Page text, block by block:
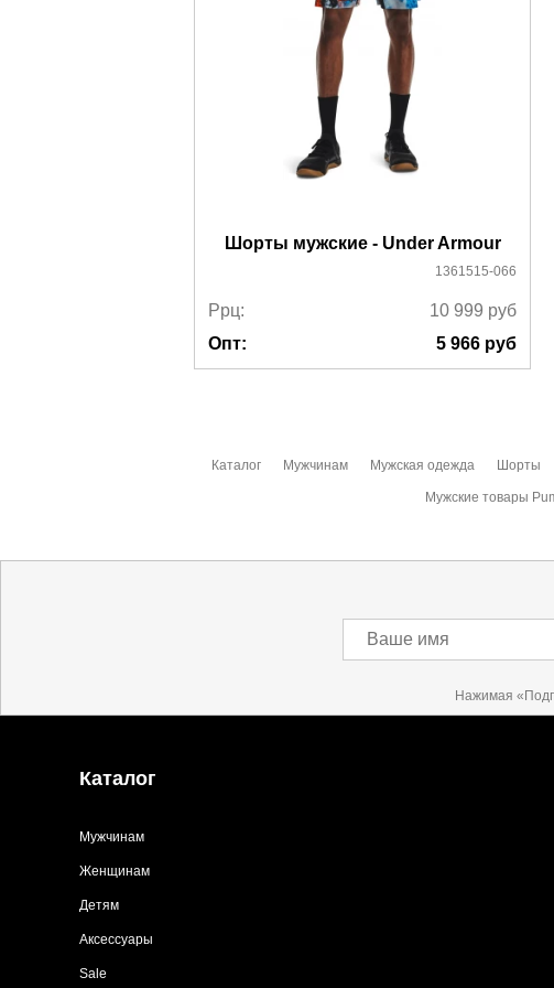
Шорты мужские - Under Armour
1361515-066
Ррц: 10 999 руб
Опт:
5 966 руб
Каталог Мужчинам Мужская одежда Шорты
Мужские товары
Ваше имя
Нажимая
Каталог
Мужчинам
Женщинам
Детям
Аксессуары
Sale